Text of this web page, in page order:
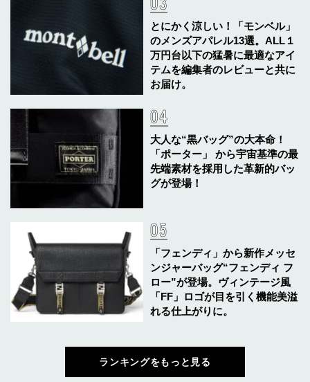
とにかく涼しい！「モンベル」
のメンズアパレル13選。ALL１
万円台以下の猛暑に最適なアイ
テムを編集者のレビューと共に
お届け。
大人な“黒バッグ”の大本命！
「ポーター」 から宇宙基準の最
先端素材を採用した革新的バッ
グが登場！
「フェンディ」から新作メッセ
ンジャーバッグ“フェンディ フ
ロー”が登場。ヴィンテージ風
「FF」ロゴが目を引く機能美溢
れる仕上がりに。
ランキングをもっと見る